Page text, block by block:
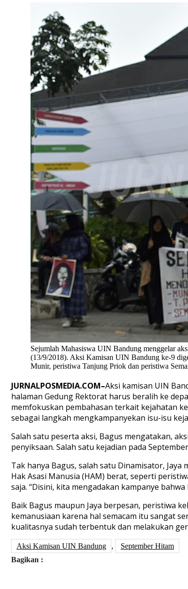
Sejumlah Mahasiswa UIN Bandung menggelar
(13/9/2018). Aksi Kamisan UIN Bandung ke-9
Munir, peristiwa Tanjung Priok dan peristiwa
JURNALPOSMEDIA.COM–Aksi kamisan UIN
halaman Gedung Rektorat harus beralih ke
memfokuskan pembahasan terkait kejahatan
sebagai langkah mengkampanyekan isu-isu
Salah satu peserta aksi, Bagus mengatakan,
penyiksaan. Salah satu kejadian pada
Tak hanya Bagus, salah satu Dinamisator,
Hak Asasi Manusia (HAM) berat, seperti
saja. “Disini, kita mengadakan kampanye
Baik Bagus maupun Jaya berpesan, peristiwa
kemanusiaan karena hal semacam itu sangat
kualitasnya sudah terbentuk dan melakukan
Aksi Kamisan UIN Bandung ,
September Hitam
Bagikan :